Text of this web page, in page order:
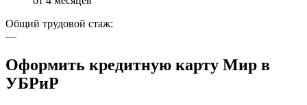
Общий трудовой стаж:
—
Оформить кредитную карту Мир в
УБРиР